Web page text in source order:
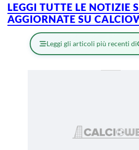
LEGGI TUTTE LE NOTIZIE
AGGIORNATE SU
Leggi gli articoli più recenti di